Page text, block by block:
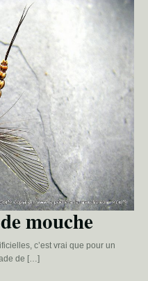
mouche
c’est vrai que pour un
de […]